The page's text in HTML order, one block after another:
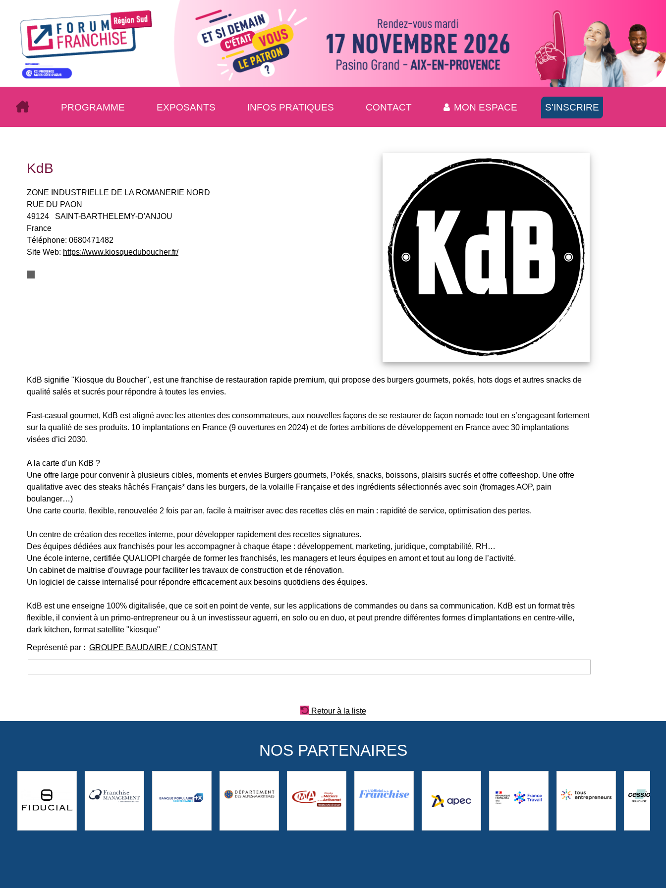
PROGRAMME EXPOSANTS INFOS PRATIQUES CONTACT MON ESPACE S'INSCRIRE
KdB
ZONE INDUSTRIELLE DE LA ROMANERIE NORD
RUE DU PAON
49124
SAINT-BARTHELEMY-D'ANJOU
France
Téléphone: 0680471482
Site Web: https://www.kiosqueduboucher.fr/
KdB signifie "Kiosque du Boucher", est une franchise de restauration rapide premium, qui propose des burgers gourmets, pokés, hots dogs et autres snacks de
qualité salés et sucrés pour répondre à toutes les envies.
Fast-casual gourmet, KdB est aligné avec les attentes des consommateurs, aux nouvelles façons de se restaurer de façon nomade tout en s’engageant fortement
sur la qualité de ses produits. 10 implantations en France (9 ouvertures en 2024) et de fortes ambitions de développement en France avec 30 implantations
visées d’ici 2030.
A la carte d'un KdB ?
Une offre large pour convenir à plusieurs cibles, moments et envies Burgers gourmets, Pokés, snacks, boissons, plaisirs sucrés et offre coffeeshop. Une offre
qualitative avec des steaks hâchés Français* dans les burgers, de la volaille Française et des ingrédients sélectionnés avec soin (fromages AOP, pain
boulanger…)
Une carte courte, flexible, renouvelée 2 fois par an, facile à maitriser avec des recettes clés en main : rapidité de service, optimisation des pertes.
Un centre de création des recettes interne, pour développer rapidement des recettes signatures.
Des équipes dédiées aux franchisés pour les accompagner à chaque étape : développement, marketing, juridique, comptabilité, RH…
Une école interne, certifiée QUALIOPI chargée de former les franchisés, les managers et leurs équipes en amont et tout au long de l’activité.
Un cabinet de maitrise d’ouvrage pour faciliter les travaux de construction et de rénovation.
Un logiciel de caisse internalisé pour répondre efficacement aux besoins quotidiens des équipes.
KdB est une enseigne 100% digitalisée, que ce soit en point de vente, sur les applications de commandes ou dans sa communication. KdB est un format très
flexible, il convient à un primo-entrepreneur ou à un investisseur aguerri, en solo ou en duo, et peut prendre différentes formes d'implantations en centre-ville,
dark kitchen, format satellite "kiosque"
Représenté par : GROUPE BAUDAIRE / CONSTANT
Retour à la liste
NOS PARTENAIRES